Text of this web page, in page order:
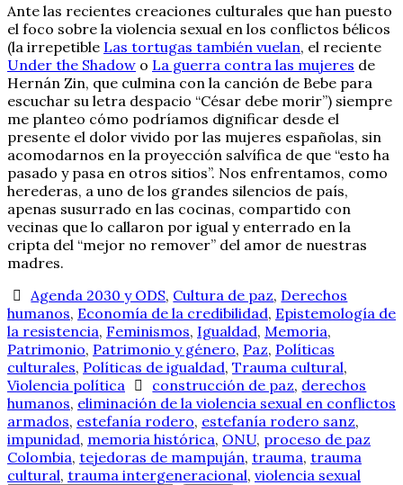
Ante las recientes creaciones culturales que han puesto
el foco sobre la violencia sexual en los conflictos bélicos
(la irrepetible Las tortugas también vuelan, el reciente
Under the Shadow o La guerra contra las mujeres de
Hernán Zin, que culmina con la canción de Bebe para
escuchar su letra despacio “César debe morir”) siempre
me planteo cómo podríamos dignificar desde el
presente el dolor vivido por las mujeres españolas, sin
acomodarnos en la proyección salvífica de que “esto ha
pasado y pasa en otros sitios”. Nos enfrentamos, como
herederas, a uno de los grandes silencios de país,
apenas susurrado en las cocinas, compartido con
vecinas que lo callaron por igual y enterrado en la
cripta del “mejor no remover” del amor de nuestras
madres.
Agenda 2030 y ODS, Cultura de paz, Derechos
humanos, Economía de la credibilidad, Epistemología de
la resistencia, Feminismos, Igualdad, Memoria,
Patrimonio, Patrimonio y género, Paz, Políticas
culturales, Políticas de igualdad, Trauma cultural,
Violencia política
construcción de paz, derechos
humanos, eliminación de la violencia sexual en conflictos
armados, estefanía rodero, estefanía rodero sanz,
impunidad, memoria histórica, ONU, proceso de paz
Colombia, tejedoras de mampuján, trauma, trauma
cultural, trauma intergeneracional, violencia sexual